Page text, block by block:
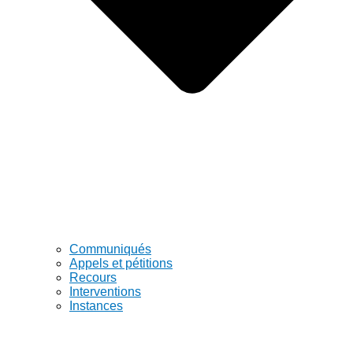
Communiqués
Appels et pétitions
Recours
Interventions
Instances